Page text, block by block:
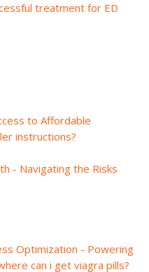
treatment for ED
to Affordable
instructions?
- Navigating the Risks
Optimization - Powering
can i get viagra pills?